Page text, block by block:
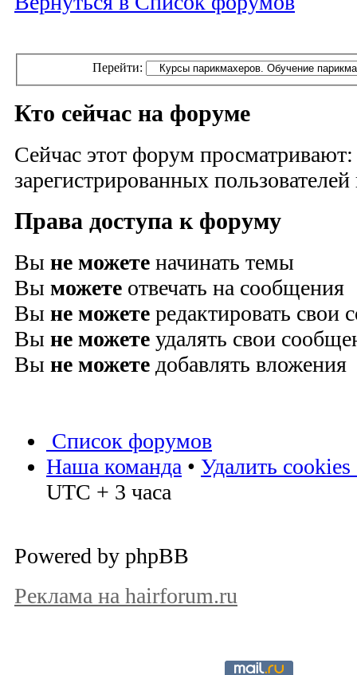
Перейти:
Кто сейчас на форуме
Сейчас этот форум просматривают:
зарегистрированных
Права доступа к форуму
Вы не можете начинать темы
Вы можете отвечать на сообщения
Вы не можете редактировать свои
Вы не можете удалять свои
Вы не можете добавлять вложения
Список форумов
Наша команда • Удалить
UTC + 3 часа
Powered by phpBB
Реклама на hairforum.ru